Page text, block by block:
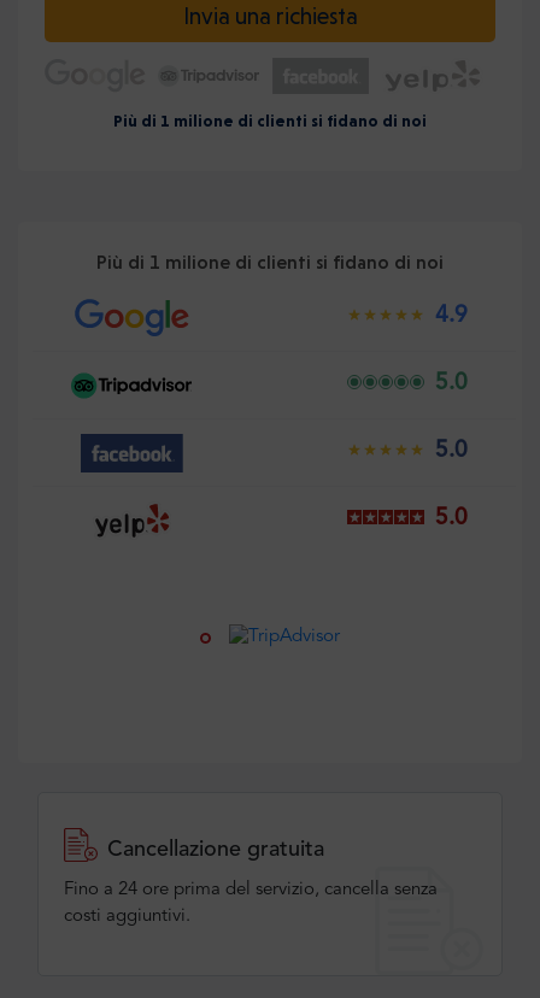
Invia una richiesta
Più di 1 milione di clienti si fidano di noi
Più di 1 milione di clienti si fidano di noi
4.9
5.0
5.0
5.0
Cancellazione gratuita
Fino a 24 ore prima del servizio, cancella senza
costi aggiuntivi.